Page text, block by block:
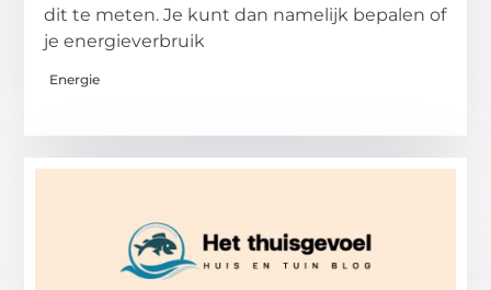
dit te meten. Je kunt dan namelijk bepalen of
je energieverbruik
Energie